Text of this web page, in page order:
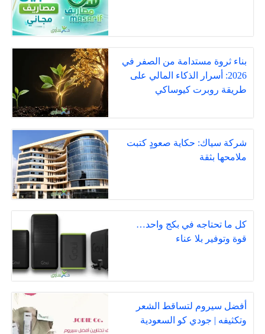
بناء ثروة مستدامة من الصفر في
2026: أسرار الذكاء المالي على
طريقة روبرت كيوساكي
شركة سياك: حكاية صعودٍ كتبت
ملامحها بثقة
كل ما تحتاجه في بكج واحد…
قوة وتوفير بلا عناء
أفضل سيروم لتساقط الشعر
وتكثيفه | جودي كو السعودية